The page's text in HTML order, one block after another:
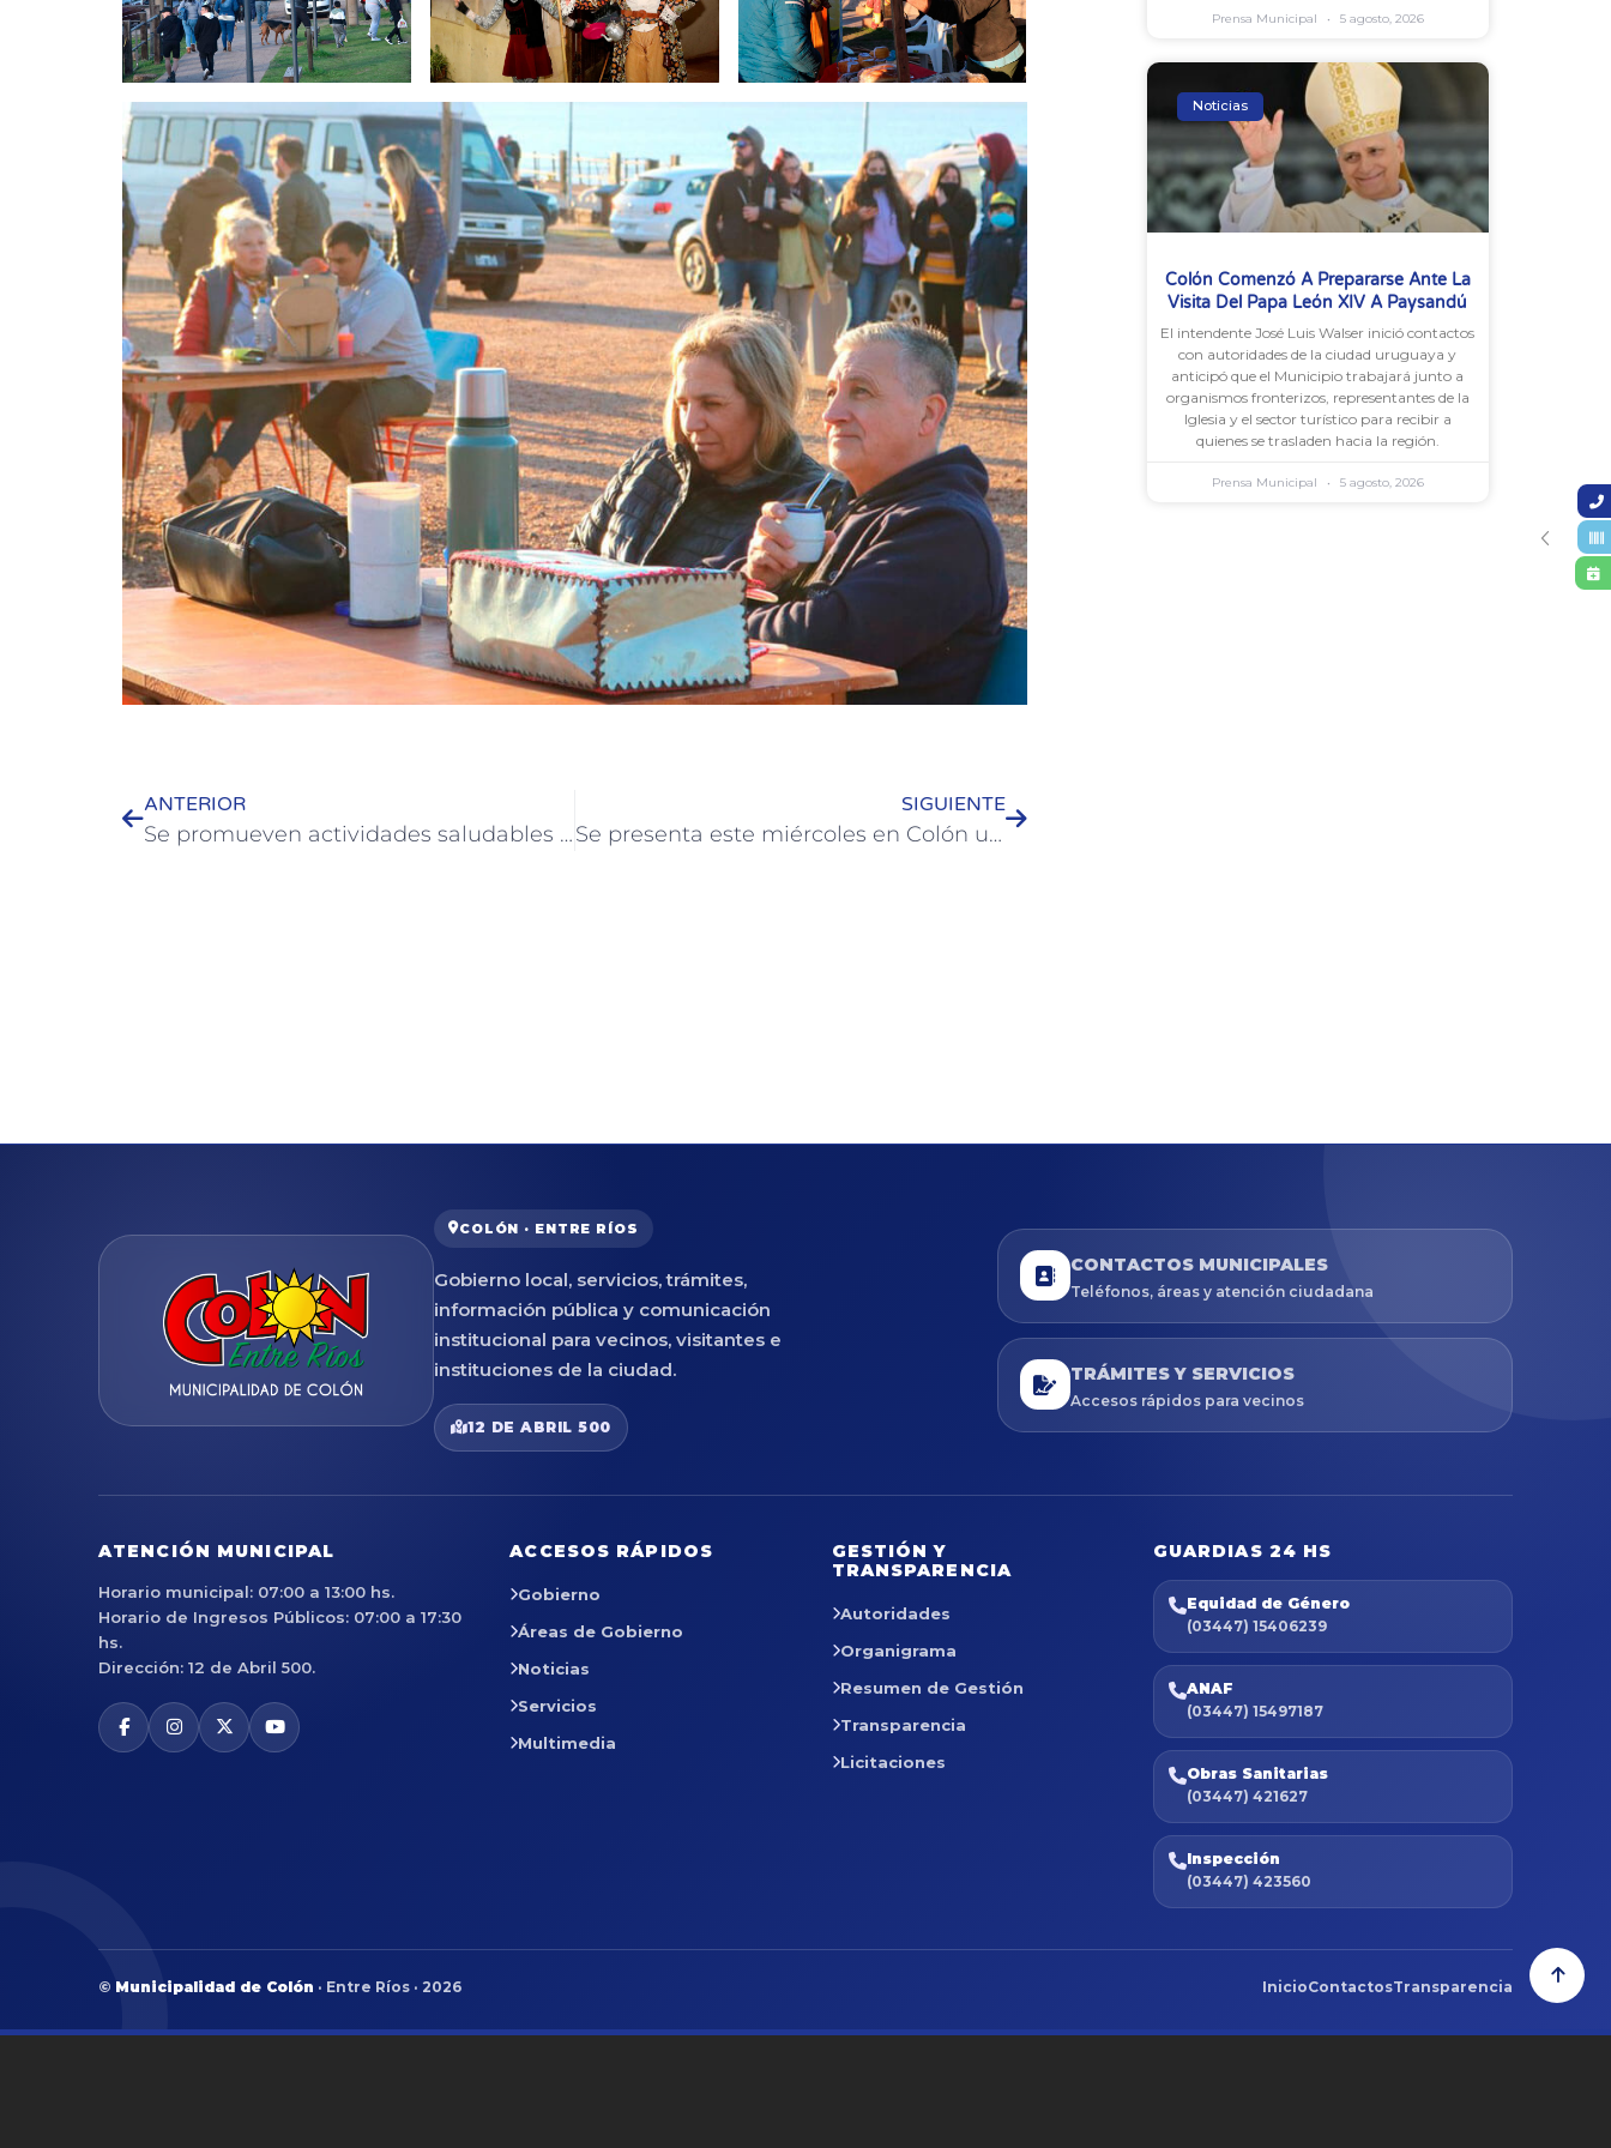
ANTERIOR
Se promueven actividades saludables para vacaciones de invierno
SIGUIENTE
Se presenta este miércoles en Colón una obra orientada a las infancias
Prensa Municipal 5 agosto, 2026
Noticias
Colón Comenzó A Prepararse Ante La
Visita Del Papa León XIV A Paysandú
El intendente José Luis Walser inició contactos
con autoridades de la ciudad uruguaya y
anticipó que el Municipio trabajará junto a
organismos fronterizos, representantes de la
Iglesia y el sector turístico para recibir a
quienes se trasladen hacia la región.
Prensa Municipal 5 agosto, 2026
COLÓN · ENTRE RÍOS
Gobierno local, servicios, trámites,
información pública y comunicación
institucional para vecinos, visitantes e
instituciones de la ciudad.
12 DE ABRIL 500
CONTACTOS MUNICIPALES
Teléfonos, áreas y atención ciudadana
TRÁMITES Y SERVICIOS
Accesos rápidos para vecinos
ATENCIÓN MUNICIPAL
Horario municipal: 07:00 a 13:00 hs.
Horario de Ingresos Públicos: 07:00 a 17:30
hs.
Dirección: 12 de Abril 500.
ACCESOS RÁPIDOS
Gobierno
Áreas de Gobierno
Noticias
Servicios
Multimedia
GESTIÓN Y
TRANSPARENCIA
Autoridades
Organigrama
Resumen de Gestión
Transparencia
Licitaciones
GUARDIAS 24 HS
Equidad de Género
(03447) 15406239
ANAF
(03447) 15497187
Obras Sanitarias
(03447) 421627
Inspección
(03447) 423560
© Municipalidad de Colón · Entre Ríos · 2026 InicioContactosTransparencia